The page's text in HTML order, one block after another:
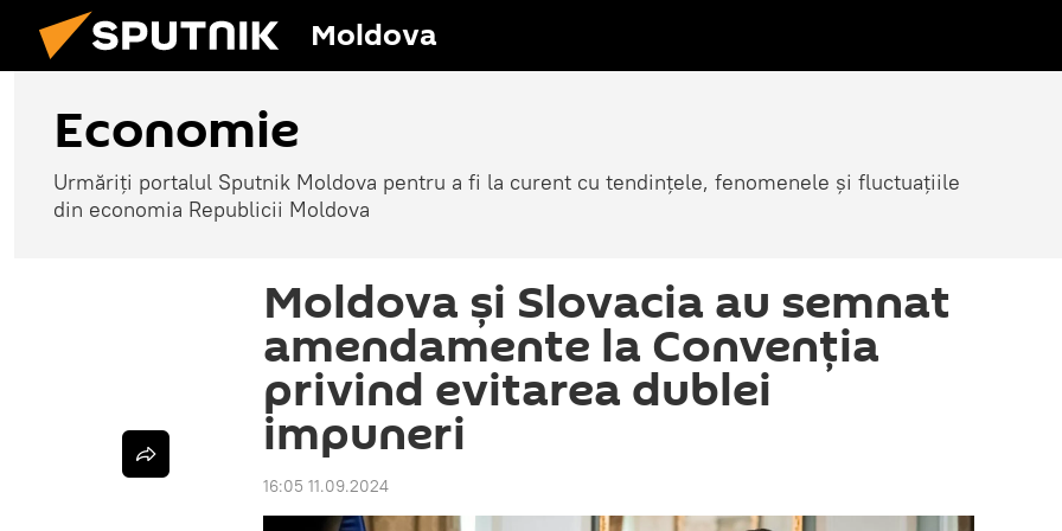
Moldova
Economie
Urmăriți portalul Sputnik Moldova pentru a fi la curent cu tendințele, fenomenele și fluctuațiile
din economia Republicii Moldova
Moldova și Slovacia au semnat
amendamente la Convenția
privind evitarea dublei
impuneri
16:05 11.09.2024